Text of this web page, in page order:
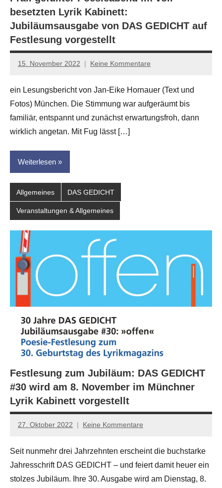
besetzten Lyrik Kabinett:
Jubiläumsausgabe von DAS GEDICHT auf
Festlesung vorgestellt
15. November 2022
Jan-
Hornauer
für
dasgedichtblog
Keine Kommentare
ein Lesungsbericht von Jan-Eike Hornauer (Text und
Fotos) München. Die Stimmung war aufgeräumt bis
familiär, entspannt und zunächst erwartungsfroh, dann
wirklich angetan. Mit Fug lässt […]
Weiterlesen
Allgemeines DAS GEDICHT
Veranstaltungen & Allgemeines
Festlesung zum Jubiläum: DAS GEDICHT
#30 wird am 8. November im Münchner
Lyrik Kabinett vorgestellt
27. Oktober 2022
Jan-
Hornauer
für
dasgedichtblog
Keine Kommentare
Seit nunmehr drei Jahrzehnten erscheint die buchstarke
Jahresschrift DAS GEDICHT – und feiert damit heuer ein
stolzes Jubiläum. Ihre 30. Ausgabe wird am Dienstag, 8.